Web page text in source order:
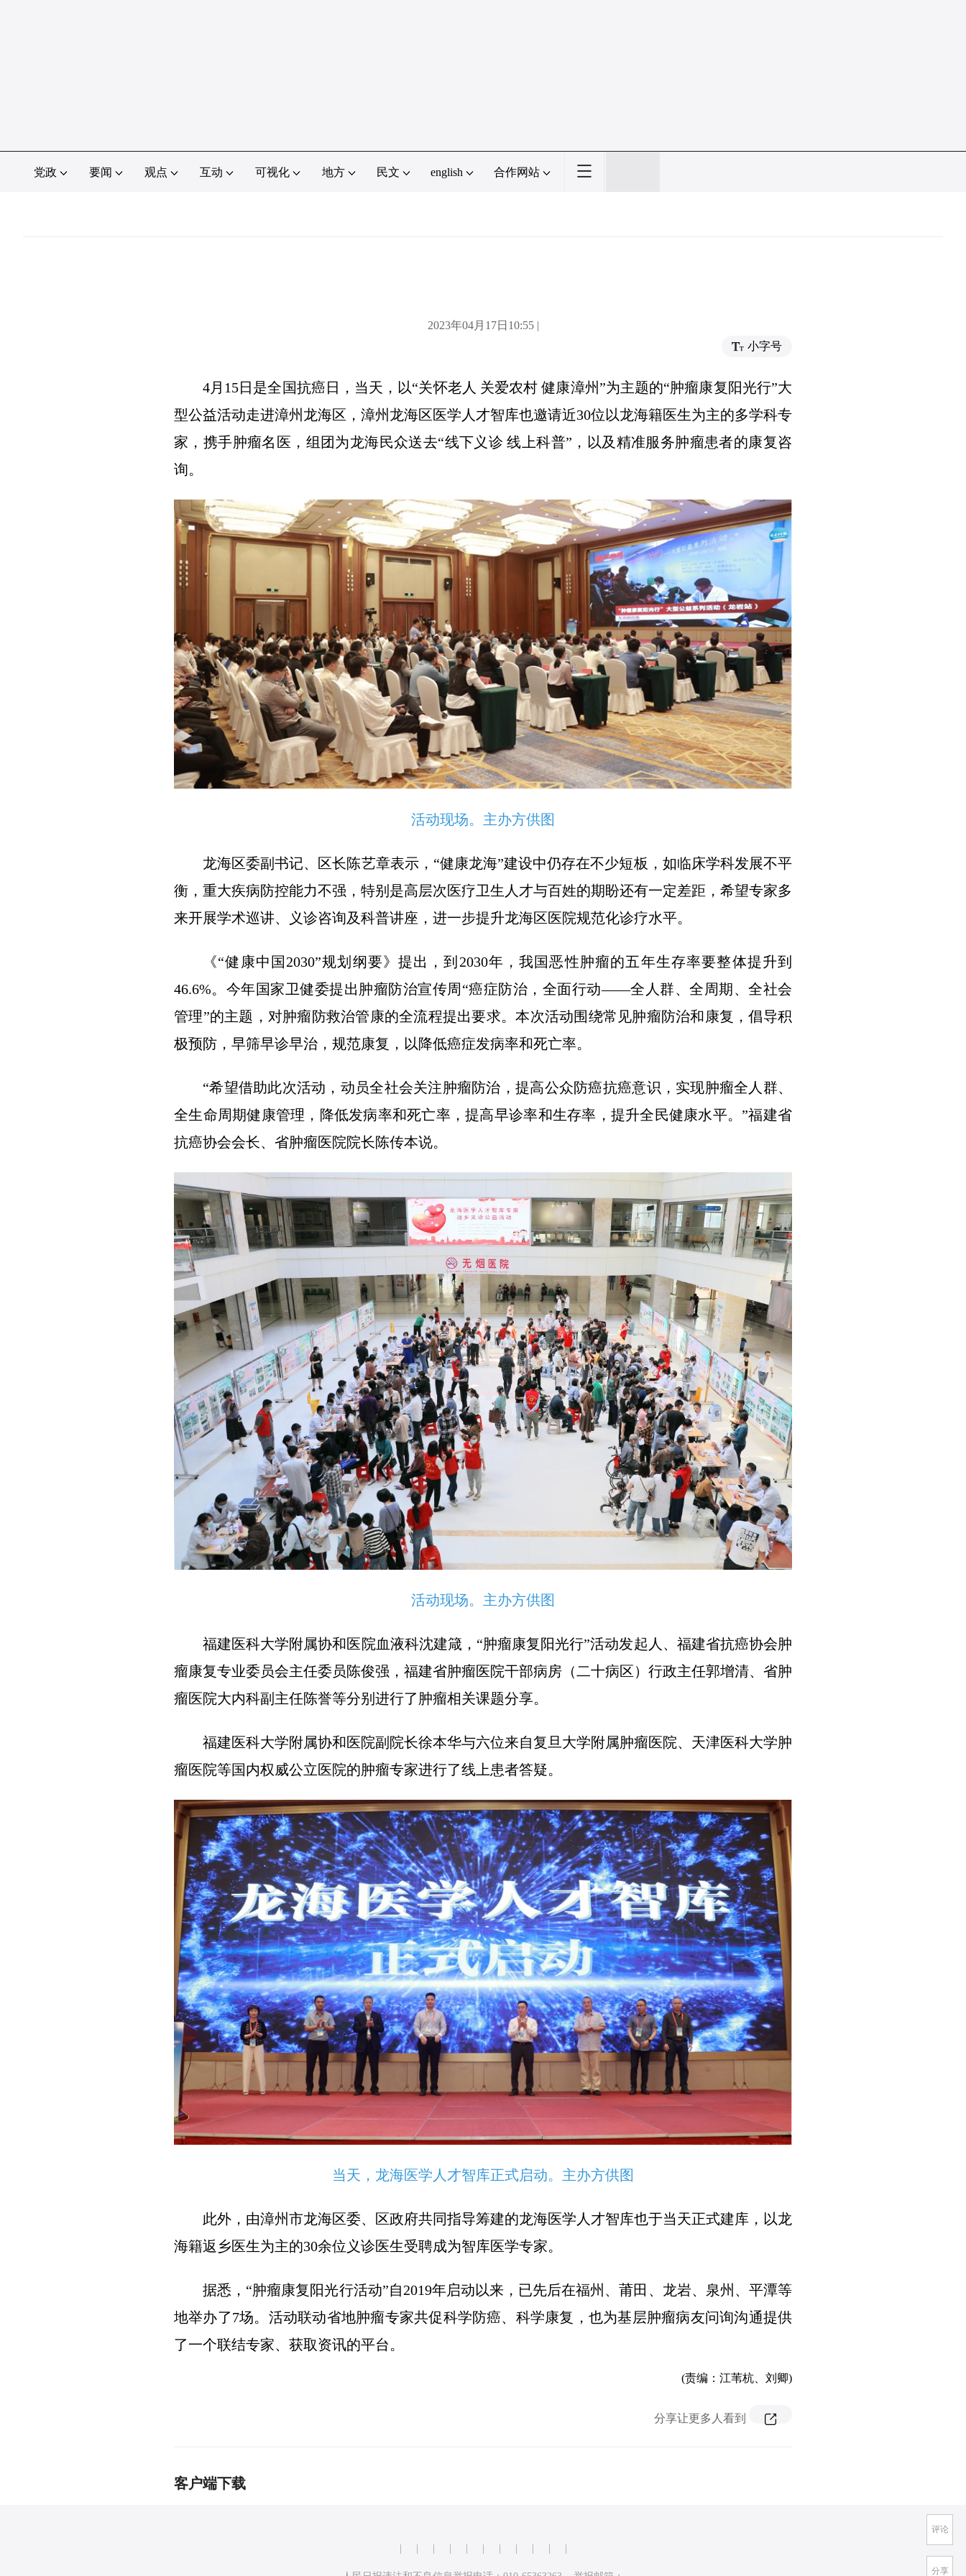
党政 要闻 观点 互动 可视化 地方 民文 english 合作网站
2023年04月17日10:55 |
小字号
4月15日是全国抗癌日，当天，以“关怀老人 关爱农村 健康漳州”为主题的“肿瘤康复阳光行”大
型公益活动走进漳州龙海区，漳州龙海区医学人才智库也邀请近30位以龙海籍医生为主的多学科专
家，携手肿瘤名医，组团为龙海民众送去“线下义诊 线上科普”，以及精准服务肿瘤患者的康复咨
询。
活动现场。主办方供图
龙海区委副书记、区长陈艺章表示，“健康龙海”建设中仍存在不少短板，如临床学科发展不平
衡，重大疾病防控能力不强，特别是高层次医疗卫生人才与百姓的期盼还有一定差距，希望专家多
来开展学术巡讲、义诊咨询及科普讲座，进一步提升龙海区医院规范化诊疗水平。
《“健康中国2030”规划纲要》提出，到2030年，我国恶性肿瘤的五年生存率要整体提升到
46.6%。今年国家卫健委提出肿瘤防治宣传周“癌症防治，全面行动——全人群、全周期、全社会
管理”的主题，对肿瘤防救治管康的全流程提出要求。本次活动围绕常见肿瘤防治和康复，倡导积
极预防，早筛早诊早治，规范康复，以降低癌症发病率和死亡率。
“希望借助此次活动，动员全社会关注肿瘤防治，提高公众防癌抗癌意识，实现肿瘤全人群、
全生命周期健康管理，降低发病率和死亡率，提高早诊率和生存率，提升全民健康水平。”福建省
抗癌协会会长、省肿瘤医院院长陈传本说。
活动现场。主办方供图
福建医科大学附属协和医院血液科沈建箴，“肿瘤康复阳光行”活动发起人、福建省抗癌协会肿
瘤康复专业委员会主任委员陈俊强，福建省肿瘤医院干部病房（二十病区）行政主任郭增清、省肿
瘤医院大内科副主任陈誉等分别进行了肿瘤相关课题分享。
福建医科大学附属协和医院副院长徐本华与六位来自复旦大学附属肿瘤医院、天津医科大学肿
瘤医院等国内权威公立医院的肿瘤专家进行了线上患者答疑。
当天，龙海医学人才智库正式启动。主办方供图
此外，由漳州市龙海区委、区政府共同指导筹建的龙海医学人才智库也于当天正式建库，以龙
海籍返乡医生为主的30余位义诊医生受聘成为智库医学专家。
据悉，“肿瘤康复阳光行活动”自2019年启动以来，已先后在福州、莆田、龙岩、泉州、平潭等
地举办了7场。活动联动省地肿瘤专家共促科学防癌、科学康复，也为基层肿瘤病友问询沟通提供
了一个联结专家、获取资讯的平台。
(责编：江苇杭、刘卿)
分享让更多人看到
客户端下载
评论
分享